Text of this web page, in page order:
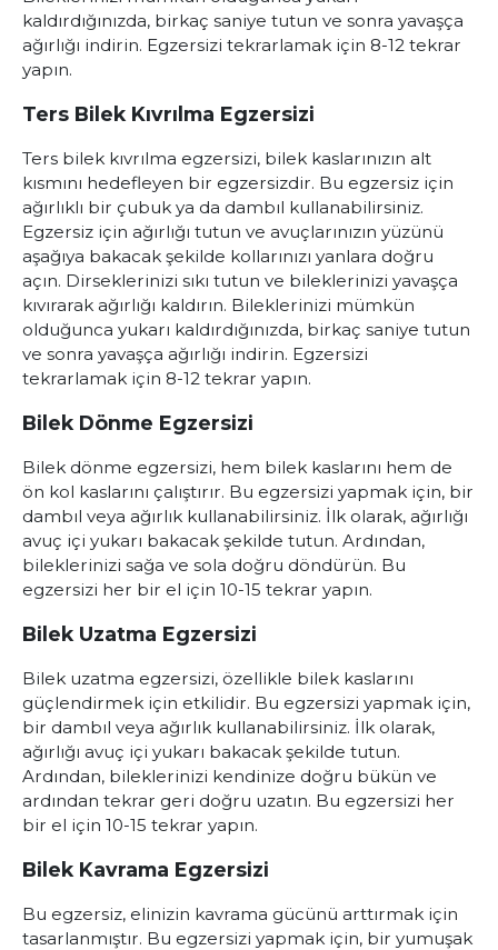
kaldırdığınızda, birkaç saniye tutun ve sonra yavaşça
ağırlığı indirin. Egzersizi tekrarlamak için 8-12 tekrar
yapın.
Ters Bilek Kıvrılma Egzersizi
Ters bilek kıvrılma egzersizi, bilek kaslarınızın alt
kısmını hedefleyen bir egzersizdir. Bu egzersiz için
ağırlıklı bir çubuk ya da dambıl kullanabilirsiniz.
Egzersiz için ağırlığı tutun ve avuçlarınızın yüzünü
aşağıya bakacak şekilde kollarınızı yanlara doğru
açın. Dirseklerinizi sıkı tutun ve bileklerinizi yavaşça
kıvırarak ağırlığı kaldırın. Bileklerinizi mümkün
olduğunca yukarı kaldırdığınızda, birkaç saniye tutun
ve sonra yavaşça ağırlığı indirin. Egzersizi
tekrarlamak için 8-12 tekrar yapın.
Bilek Dönme Egzersizi
Bilek dönme egzersizi, hem bilek kaslarını hem de
ön kol kaslarını çalıştırır. Bu egzersizi yapmak için, bir
dambıl veya ağırlık kullanabilirsiniz. İlk olarak, ağırlığı
avuç içi yukarı bakacak şekilde tutun. Ardından,
bileklerinizi sağa ve sola doğru döndürün. Bu
egzersizi her bir el için 10-15 tekrar yapın.
Bilek Uzatma Egzersizi
Bilek uzatma egzersizi, özellikle bilek kaslarını
güçlendirmek için etkilidir. Bu egzersizi yapmak için,
bir dambıl veya ağırlık kullanabilirsiniz. İlk olarak,
ağırlığı avuç içi yukarı bakacak şekilde tutun.
Ardından, bileklerinizi kendinize doğru bükün ve
ardından tekrar geri doğru uzatın. Bu egzersizi her
bir el için 10-15 tekrar yapın.
Bilek Kavrama Egzersizi
Bu egzersiz, elinizin kavrama gücünü arttırmak için
tasarlanmıştır. Bu egzersizi yapmak için, bir yumuşak